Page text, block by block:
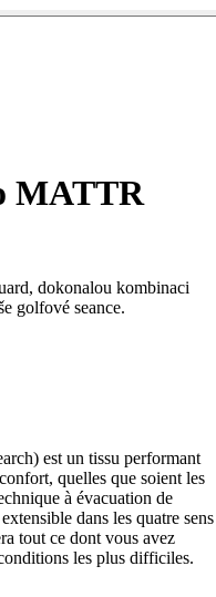
MATTR
dokonalou kombinaci
golfové seance.
est un tissu performant
quelles que soient les
à évacuation de
dans les quatre sens
tout ce dont vous avez
les plus difficiles.